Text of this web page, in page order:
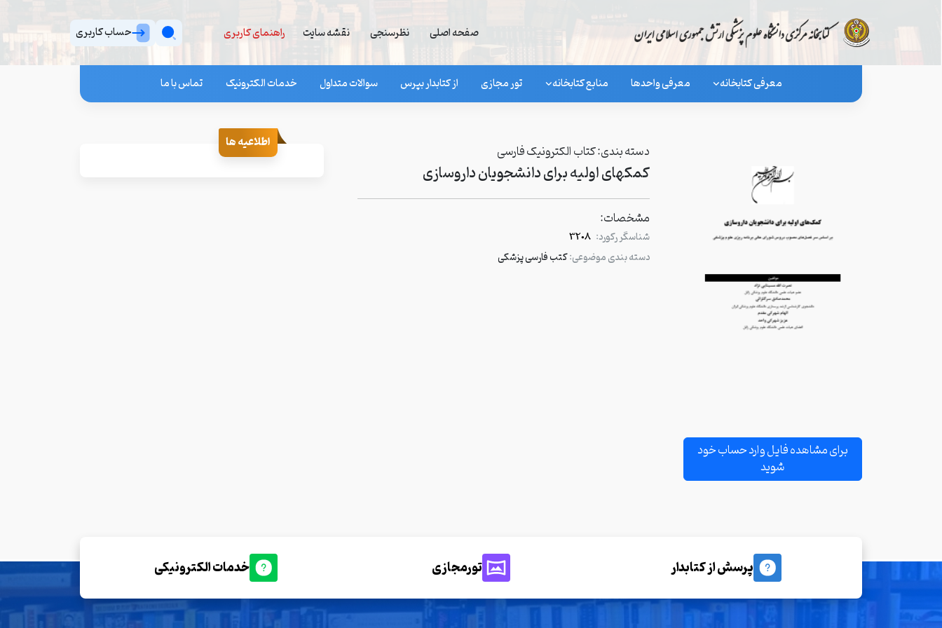
صفحه اصلی نظرسنجی نقشه سایت راهنمای کاربری حساب کاربری
معرفی کتابخانه معرفی واحدها منابع کتابخانه تور مجازی از کتابدار بپرس سوالات متداول خدمات الکترونیک تماس با ما
برای مشاهده فایل وارد حساب خود
شوید
دسته بندی:کتاب الکترونیک فارسی
کمکهای اولیه برای دانشجویان داروسازی
مشخصات:
شناسگر رکورد: 3208
دسته بندی موضوعی:کتب فارسی پزشکی
اطلاعیه ها
پرسش از کتابدار تورمجازی خدمات الکترونیکی